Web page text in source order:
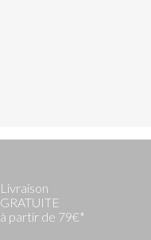
Livraison
GRATUITE
à partir de 79€*